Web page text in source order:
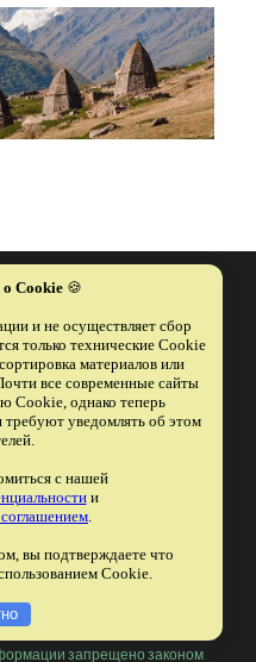
ВМЕСТЕ"
туроператора
04013332
данных
запрещено законом
Cookie🍪
и не осуществляет сбор
только технические Cookie
материалов или
все современные сайты
Cookie, однако теперь
требуют уведомлять об этом
с нашей
и
вы подтверждаете что
Cookie.